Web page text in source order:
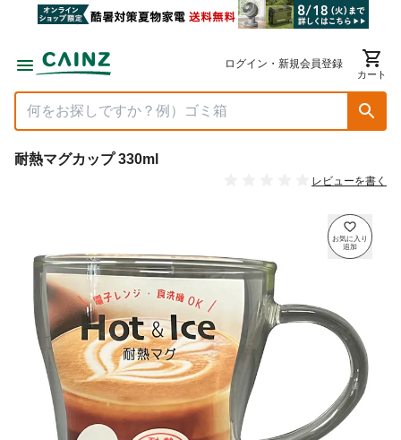
ログイン・新規会員登録
カート
耐熱マグカップ 330ml
レビューを書く